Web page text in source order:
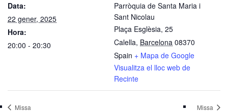
Data:
22 gener, 2025
Hora:
20:00 - 20:30
Parròquia de Santa Maria i
Sant Nicolau
Plaça Esglèsia, 25
Calella, Barcelona 08370
Spain + Mapa de Google
Visualitza el lloc web de
Recinte
Missa Missa